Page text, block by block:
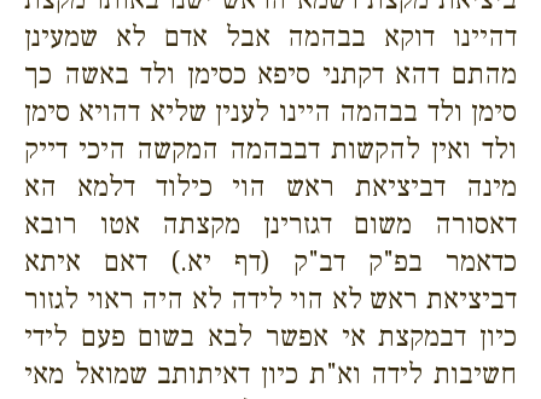
דהיינו דוקא בבהמה אבל אדם לא שמעינן
מהתם דהא דקתני סיפא כסימן ולד באשה כך
סימן ולד בבהמה היינו לענין שליא דהויא סימן
ולד ואין להקשות דבבהמה המקשה היכי דייק
מינה דביציאת ראש הוי כילוד דלמא הא
דאסורה משום דגזרינן מקצתה אטו רובא
כדאמר בפ"ק דב"ק (דף יא.) דאם איתא
דביציאת ראש לא הוי לידה לא היה ראוי לגזור
כיון דבמקצת אי אפשר לבא בשום פעם לידי
חשיבות לידה וא"ת כיון דאיתותב שמואל מאי